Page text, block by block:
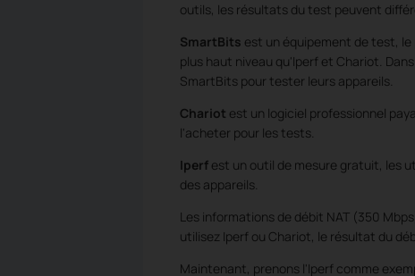
outils, les résultats du test peuvent
SmartBits est un équipement de test,
plus haut niveau qu'Iperf et Chariot.
SmartBits pour tester leurs appareils.
Chariot est un logiciel professionnel
l'acheter pour les tests.
Iperfest un outil de mesure gratuit, les
des appareils.
Les informations de débit NAT (350
utilisez Iperf ou Chariot, le résultat du
Maintenant, prenons l'Iperf comme